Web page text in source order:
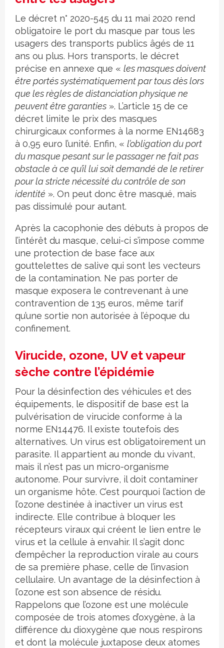
Le décret n° 2020-545 du 11 mai 2020 rend
obligatoire le port du masque par tous les
usagers des transports publics âgés de 11
ans ou plus. Hors transports, le décret
précise en annexe que « les masques doivent
être portés systématiquement par tous dès lors
que les règles de distanciation physique ne
peuvent être garanties ». L’article 15 de ce
décret limite le prix des masques
chirurgicaux conformes à la norme EN14683
à 0,95 euro l’unité. Enfin, « l’obligation du port
du masque pesant sur le passager ne fait pas
obstacle à ce qu’il lui soit demandé de le retirer
pour la stricte nécessité du contrôle de son
identité ». On peut donc être masqué, mais
pas dissimulé pour autant.
Après la cacophonie des débuts à propos de
l’intérêt du masque, celui-ci s’impose comme
une protection de base face aux
gouttelettes de salive qui sont les vecteurs
de la contamination. Ne pas porter de
masque exposera le contrevenant à une
contravention de 135 euros, même tarif
qu’une sortie non autorisée à l’époque du
confinement.
Virucide, ozone, UV et vapeur
sèche contre l’épidémie
Pour la désinfection des véhicules et des
équipements, le dispositif de base est la
pulvérisation de virucide conforme à la
norme EN14476. Il existe toutefois des
alternatives. Un virus est obligatoirement un
parasite. Il appartient au monde du vivant,
mais il n’est pas un micro-organisme
autonome. Pour survivre, il doit contaminer
un organisme hôte. C’est pourquoi l’action de
l’ozone destinée à inactiver un virus est
indirecte. Elle contribue à bloquer les
récepteurs viraux qui créent le lien entre le
virus et la cellule à envahir. Il s’agit donc
d’empêcher la reproduction virale au cours
de sa première phase, celle de l’invasion
cellulaire. Un avantage de la désinfection à
l’ozone est son absence de résidu.
Rappelons que l’ozone est une molécule
composée de trois atomes d’oxygène, à la
différence du dioxygène que nous respirons
et dont la molécule juxtapose deux atomes